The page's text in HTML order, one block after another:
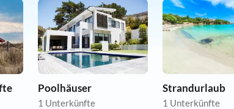
Poolhäuser
1 Unterkünfte
Strandurlaub
1 Unterkünfte